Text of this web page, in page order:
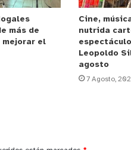
más de
mejorar el
Cine,
nutrida
Leopoldo
agosto
7 Agosto,